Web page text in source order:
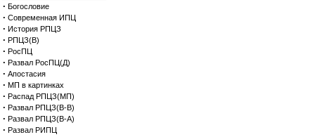
· Богословие
· Современная ИПЦ
· История РПЦЗ
· РПЦЗ(В)
· РосПЦ
· Развал РосПЦ(Д)
· Апостасия
· МП в картинках
· Распад РПЦЗ(МП)
· Развал РПЦЗ(В-В)
· Развал РПЦЗ(В-А)
· Развал РИПЦ